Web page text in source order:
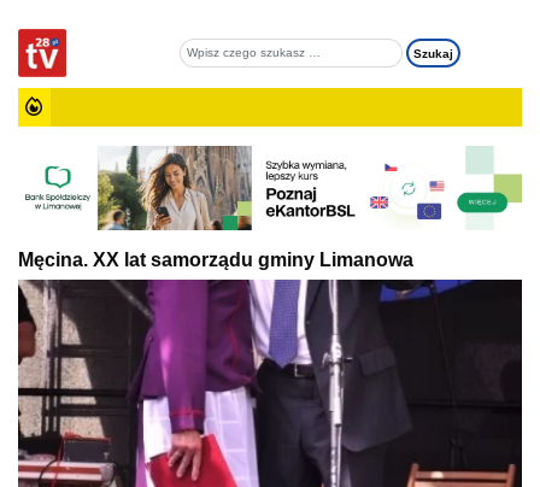
Męcina. XX lat samorządu gminy Limanowa